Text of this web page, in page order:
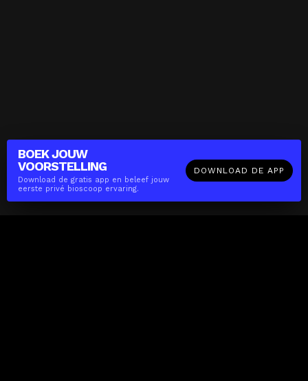
BOEK JOUW
VOORSTELLING
Download de gratis app en beleef jouw
eerste privé bioscoop ervaring.
DOWNLOAD DE APP